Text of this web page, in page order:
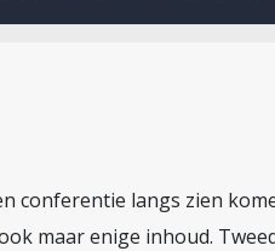
conferentie langs zien
maar enige inhoud.